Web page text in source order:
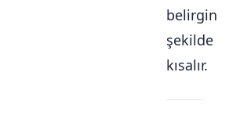
belirgin
şekilde
kısalır.